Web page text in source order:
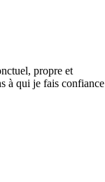
propre et
à qui je fais confiance